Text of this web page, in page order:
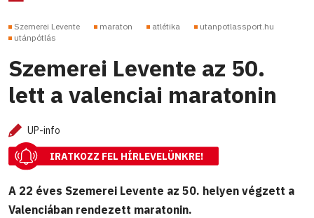
Szemerei Levente maraton atlétika
utanpotlassport.hu
utánpótlás
Szemerei Levente az 50.
lett a valenciai maratonin
UP-info
IRATKOZZ FEL HÍRLEVELÜNKRE!
A 22 éves Szemerei Levente az 50. helyen végzett a
Valenciában rendezett maratonin.